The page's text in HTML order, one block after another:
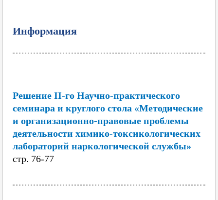
Информация
Решение II-го Научно-практического
семинара и круглого стола «Методические
и организационно-правовые проблемы
деятельности химико-токсикологических
лабораторий наркологической службы»
cтр. 76-77